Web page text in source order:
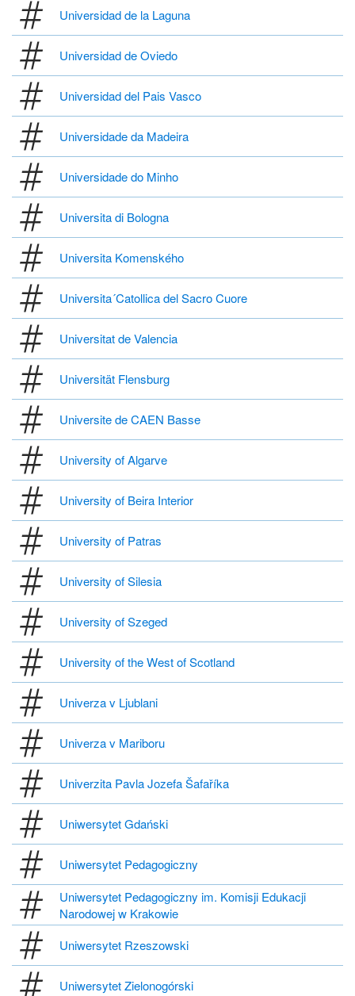
Universidad de la Laguna
Universidad de Oviedo
Universidad del Pais Vasco
Universidade da Madeira
Universidade do Minho
Universita di Bologna
Universita Komenského
Universita´Catollica del Sacro Cuore
Universitat de Valencia
Universität Flensburg
Universite de CAEN Basse
University of Algarve
University of Beira Interior
University of Patras
University of Silesia
University of Szeged
University of the West of Scotland
Univerza v Ljublani
Univerza v Mariboru
Univerzita Pavla Jozefa Šafaříka
Uniwersytet Gdański
Uniwersytet Pedagogiczny
Uniwersytet Pedagogiczny im. Komisji Edukacji
Narodowej w Krakowie
Uniwersytet Rzeszowski
Uniwersytet Zielonogórski